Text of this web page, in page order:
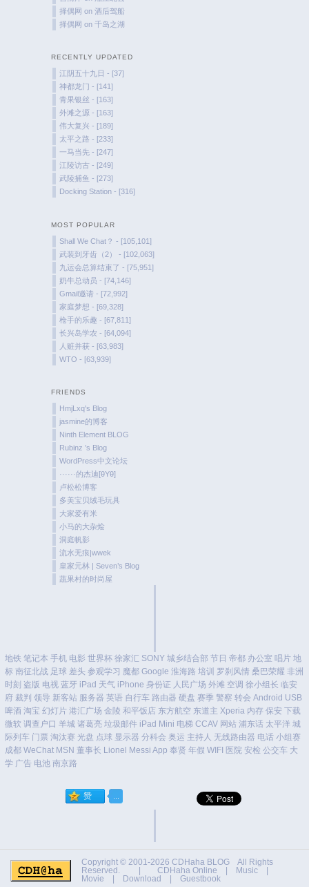
择偶网 on酒后驾船
择偶网 on千岛之湖
RECENTLY UPDATED
江阴五十九日 - [37]
神都龙门 - [141]
青果银丝 - [163]
外滩之源 - [163]
伟大复兴 - [189]
太平之路 - [233]
一马当先 - [247]
江陵访古 - [249]
武陵捕鱼 - [273]
Docking Station - [316]
MOST POPULAR
Shall We Chat？ - [105,101]
武装到牙齿（2） - [102,063]
九运会总算结束了 - [75,951]
奶牛总动员 - [74,146]
Gmail邀请 - [72,992]
家庭梦想 - [69,328]
枪手的乐趣 - [67,811]
长兴岛学农 - [64,094]
人赃并获 - [63,983]
WTO - [63,939]
FRIENDS
HmjLxq's Blog
jasmine的博客
Ninth Element BLOG
Rubinz ’s Blog
WordPress中文论坛
······的杰迪[θYθ]
卢松松博客
多美宝贝绒毛玩具
大家爱有米
小马的大杂烩
洞庭帆影
流水无痕|wwek
皇家元林 | Seven’s Blog
蔬果村的时尚屋
地铁 笔记本 手机 电影 世界杯 徐家汇 SONY 城乡结合部 节日 帝都 办公室 唱片 地
标 南征北战 足球 差头 参观学习 魔都 Google 淮海路 培训 罗刹风情 桑巴荣耀 非洲
时刻 盗版 电视 蓝牙 iPad 天气 iPhone 身份证 人民广场 外滩 空调 徐小组长 临安
府 裁判 领导 新客站 服务器 英语 自行车 路由器 硬盘 赛季 警察 转会 Android USB
啤酒 淘宝 幻灯片 港汇广场 金陵 和平饭店 东方航空 东道主 Xperia 内存 保安 下载
微软 调查户口 羊城 诸葛亮 垃圾邮件 iPad Mini 电梯 CCAV 网站 浦东话 太平洋 城
际列车 门票 淘汰赛 光盘 点球 显示器 分科会 奥运 主持人 无线路由器 电话 小组赛
成都 WeChat MSN 董事长 Lionel Messi App 奉贤 年假 WIFI 医院 安检 公交车 大
学 广告 电池 南京路
Copyright © 2001-2026 CDHaha BLOG All Rights
Reserved. | CDHaha Online Music
Movie
Download
Guestbook